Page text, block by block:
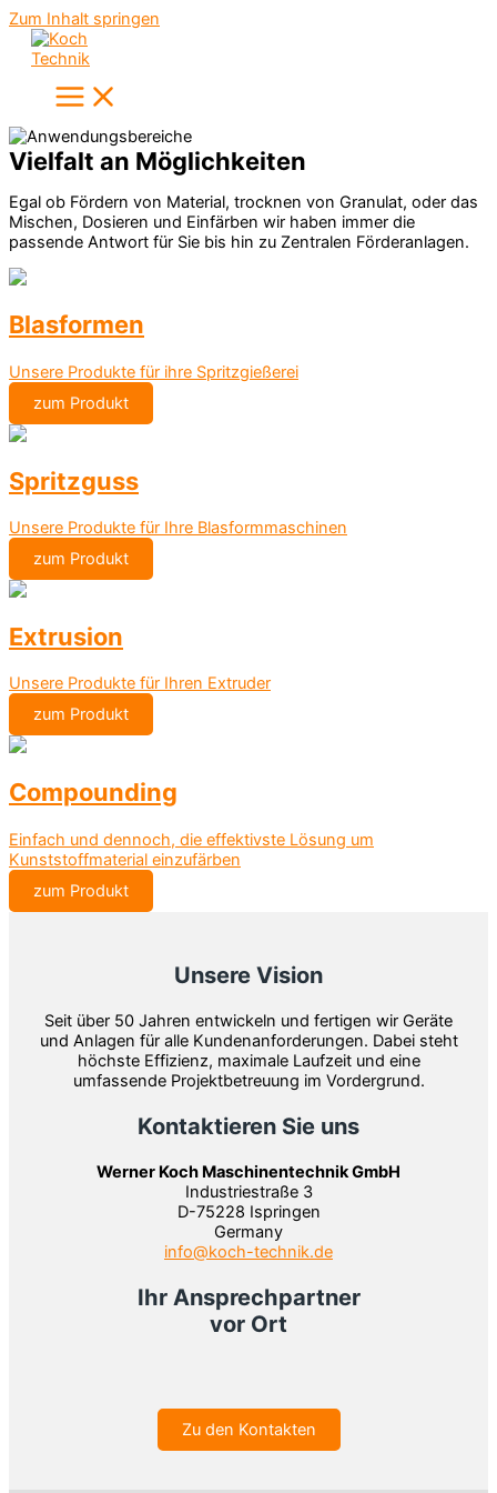
Zum Inhalt springen
Vielfalt an Möglichkeiten
Egal ob Fördern von Material, trocknen von Granulat, oder das
Mischen, Dosieren und Einfärben wir haben immer die
passende Antwort für Sie bis hin zu Zentralen Förderanlagen.
Blasformen
Unsere Produkte für ihre Spritzgießerei
zum Produkt
Spritzguss
Unsere Produkte für Ihre Blasformmaschinen
zum Produkt
Extrusion
Unsere Produkte für Ihren Extruder
zum Produkt
Compounding
Einfach und dennoch, die effektivste Lösung um
Kunststoffmaterial einzufärben
zum Produkt
Unsere Vision
Seit über 50 Jahren entwickeln und fertigen wir Geräte
und Anlagen für alle Kundenanforderungen. Dabei steht
höchste Effizienz, maximale Laufzeit und eine
umfassende Projektbetreuung im Vordergrund.
Kontaktieren Sie uns
Werner Koch Maschinentechnik GmbH
Industriestraße 3
D-75228 Ispringen
Germany
info@koch-technik.de
Ihr Ansprechpartner
vor Ort
Zu den Kontakten